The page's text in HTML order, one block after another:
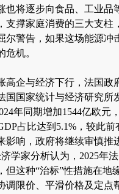
也将逐步向食品、工业
支撑家庭消费的三大支
尔警告，如果这场能源
机。
高企与经济下行，法国
国国家统计与经济研究所
年同期增加1544亿欧元
占比达到5.1%，较此
影响，政府将继续审慎推
学家分析认为，2025年
但这种“治标”性措施在
调限价、平滑价格及定